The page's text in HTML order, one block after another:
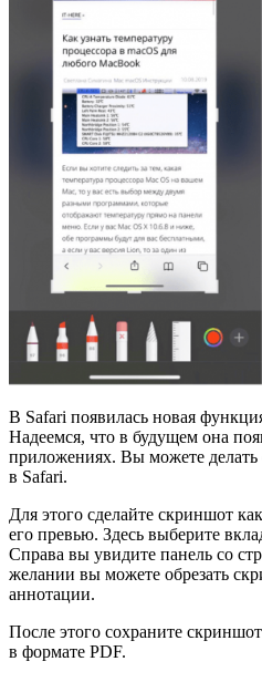
В Safari появилась новая
Надеемся, что в будущем она
приложениях. Вы можете
в Safari.
Для этого сделайте скриншот
его превью. Здесь выберите
Справа вы увидите панель со
желании вы можете обрезать
аннотации.
После этого сохраните
в формате PDF.